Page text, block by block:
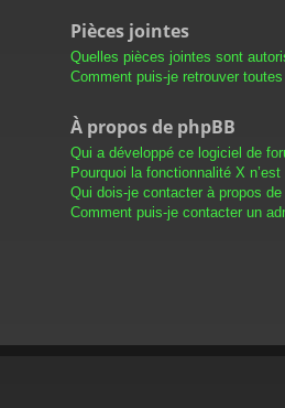
Pièces jointes
Quelles pièces jointes sont
Comment puis-je retrouver
À propos de phpBB
Qui a développé ce logiciel de
Pourquoi la fonctionnalité X
Qui dois-je contacter à propos
Comment puis-je contacter un